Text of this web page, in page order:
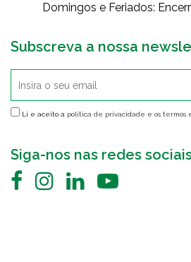
Domingos e Feriados:
Subscreva a nossa
Li e aceito a política de privacidade e os termos
Siga-nos nas redes